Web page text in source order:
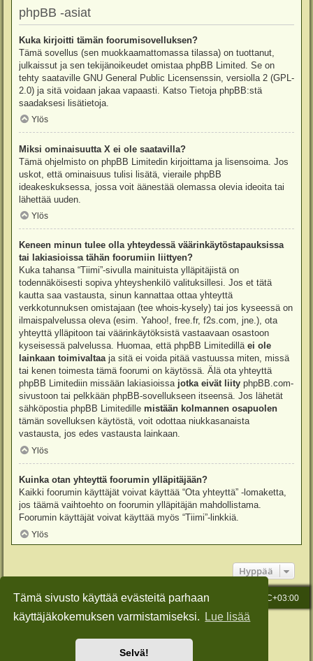
Tämä sivusto käyttää evästeitä parhaan
käyttäjäkokemuksen varmistamiseksi.
Lue lisää
Selvä!
phpBB -asiat
Kuka kirjoitti tämän foorumisovelluksen?
Tämä sovellus (sen muokkaamattomassa tilassa) on tuottanut,
julkaissut ja sen tekijänoikeudet omistaa phpBB Limited . Se on
tehty saataville GNU General Public Licensenssin, versiolla 2 (GPL-
2.0) ja sitä voidaan jakaa vapaasti. Katso Tietoja phpBB:stä
saadaksesi lisätietoja.
Ylös
Miksi ominaisuutta X ei ole saatavilla?
Tämä ohjelmisto on phpBB Limitedin kirjoittama ja lisensoima. Jos
uskot, että ominaisuus tulisi lisätä, vieraile phpBB
ideakeskuksessa , jossa voit äänestää olemassa olevia ideoita tai
lähettää uuden.
Ylös
Keneen minun tulee olla yhteydessä väärinkäytöstapauksissa
tai lakiasioissa tähän foorumiin liittyen?
Kuka tahansa “Tiimi”-sivulla mainituista ylläpitäjistä on
todennäköisesti sopiva yhteyshenkilö valituksillesi. Jos et tätä
kautta saa vastausta, sinun kannattaa ottaa yhteyttä
verkkotunnuksen omistajaan (tee whois-kysely) tai jos kyseessä on
ilmaispalvelussa oleva (esim. Yahoo!, free.fr, f2s.com, jne.), ota
yhteyttä ylläpitoon tai väärinkäytöksistä vastaavaan osastoon
kyseisessä palvelussa. Huomaa, että phpBB Limitedillä ei ole
lainkaan toimivaltaaja sitä ei voida pitää vastuussa miten, missä
tai kenen toimesta tämä foorumi on käytössä. Älä ota yhteyttä
phpBB Limitediin missään lakiasioissa jotka eivät liity phpBB.com-
sivustoon tai pelkkään phpBB-sovellukseen itseensä. Jos lähetät
sähköpostia phpBB Limitedille mistään kolmannen osapuolen
tämän sovelluksen käytöstä, voit odottaa niukkasanaista
vastausta, jos edes vastausta lainkaan.
Ylös
Kuinka otan yhteyttä foorumin ylläpitäjään?
Kaikki foorumin käyttäjät voivat käyttää “Ota yhteyttä” -lomaketta,
jos täämä vaihtoehto on foorumin ylläpitäjän mahdollistama.
Foorumin käyttäjät voivat käyttää myös “Tiimi”-linkkiä.
Ylös
Hyppää
Etusivu Kaikki ajat ovat UTC+03:00
Viesti Ylläpidolle
Keskustelufoorumin ohjelmistophpBB® Forum Software © phpBB Limited